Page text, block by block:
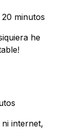
20 minutos
he
ni internet,